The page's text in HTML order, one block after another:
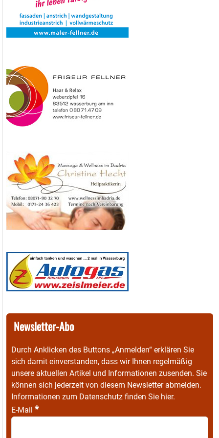
Newsletter-Abo
Durch Anklicken des Buttons „Anmelden“ erklären Sie
sich damit einverstanden, dass wir Ihnen regelmäßig
unsere aktuellen Artikel und Informationen zusenden. Sie
können sich jederzeit von diesem Newsletter abmelden.
Informationen zum Datenschutz finden Sie hier.
E-Mail *